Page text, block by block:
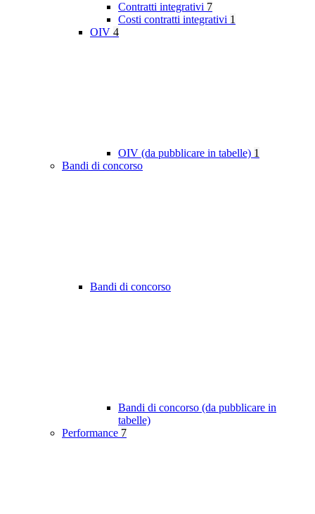
Contratti integrativi 7
Costi contratti integrativi 1
OIV 4
OIV (da pubblicare in tabelle) 1
Bandi di concorso
Bandi di concorso
Bandi di concorso (da pubblicare in
tabelle)
Performance 7